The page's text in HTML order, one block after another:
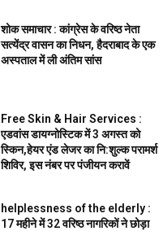
शोक समाचार : कांग्रेस के वरिष्ठ नेता
सत्येंद्र वासन का निधन, हैदराबाद के एक
अस्पताल में ली अंतिम सांस
Free Skin & Hair Services :
एडवांस डायग्नोस्टिक में 3 अगस्त को
स्किन,हेयर एंड लेजर का नि:शुल्क परामर्श
शिविर, इस नंबर पर पंजीयन करावें
helplessness of the elderly :
17 महीने में 32 वरिष्ठ नागरिकों ने छोड़ा